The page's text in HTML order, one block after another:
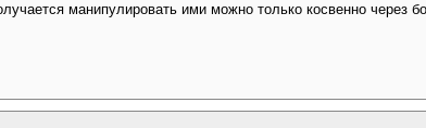
манипулировать ими можно только косвенно через